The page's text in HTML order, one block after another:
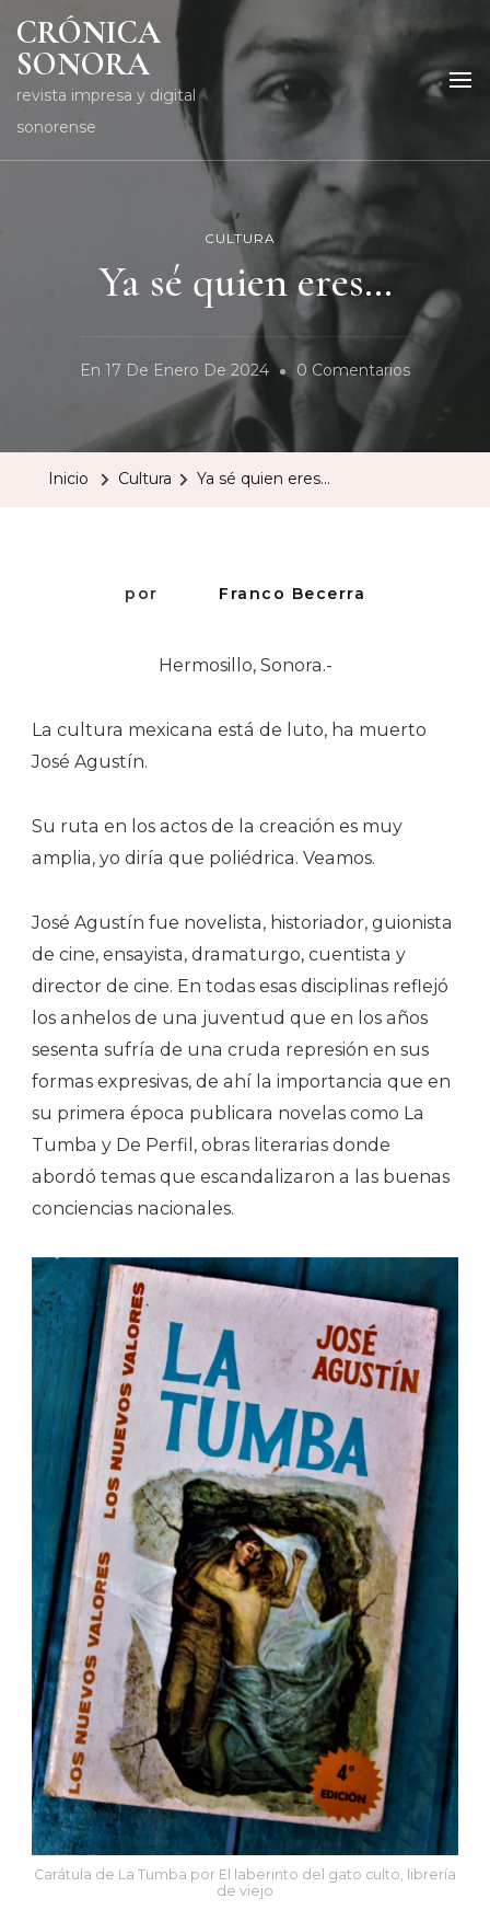
CRÓNICA
SONORA
revista impresa y digital
sonorense
CULTURA
Ya sé quien eres…
En 17 De Enero De 2024 0 ComentariosEn
Inicio Cultura Ya sé quien eres…
por Franco Becerra
Hermosillo, Sonora.-
La cultura mexicana está de luto, ha muerto
José Agustín.
Su ruta en los actos de la creación es muy
amplia, yo diría que poliédrica. Veamos.
José Agustín fue novelista, historiador, guionista
de cine, ensayista, dramaturgo, cuentista y
director de cine. En todas esas disciplinas reflejó
los anhelos de una juventud que en los años
sesenta sufría de una cruda represión en sus
formas expresivas, de ahí la importancia que en
su primera época publicara novelas como La
Tumba y De Perfil, obras literarias donde
abordó temas que escandalizaron a las buenas
conciencias nacionales.
Carátula de La Tumba por El laberinto del gato culto, librería
de viejo